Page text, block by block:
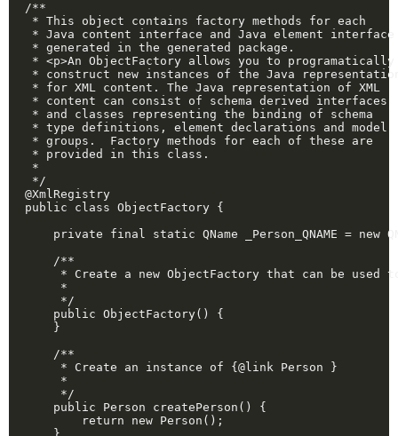
/**
* This object contains factory methods for each
* Java content interface and Java element
* generated in the generated package.
* <p>An ObjectFactory allows you to
* construct new instances of the Java
* for XML content. The Java representation of XML
* content can consist of schema derived interfaces
* and classes representing the binding of schema
* type definitions, element declarations and model
* groups.  Factory methods for each of these are
* provided in this class.
*
*/
@XmlRegistry
public class ObjectFactory {
private final static QName _Person_QNAME = new
/**
* Create a new ObjectFactory that can be used
*
*/
public ObjectFactory() {
}
/**
* Create an instance of {@link Person }
*
*/
public Person createPerson() {
return new Person();